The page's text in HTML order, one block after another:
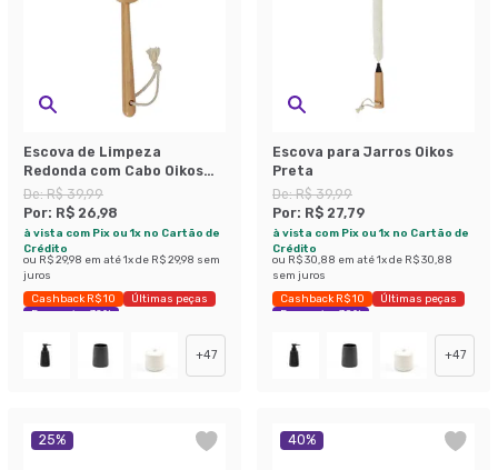
Escova de Limpeza
Redonda com Cabo Oikos
Preta
De:R$ 39,99
Por: R$ 26,98
à vista com Pix ou 1x no Cartão de
Crédito
ou R$ 29,98 em até1x de R$ 29,98 sem
juros
Cashback R$ 10
Últimas peças
Economize 32%
+47
Escova para Jarros Oikos
Preta
De:R$ 39,99
Por: R$ 27,79
à vista com Pix ou 1x no Cartão de
Crédito
ou R$ 30,88 em até1x de R$ 30,88
sem juros
Cashback R$ 10
Últimas peças
Economize 30%
+47
25% 40%